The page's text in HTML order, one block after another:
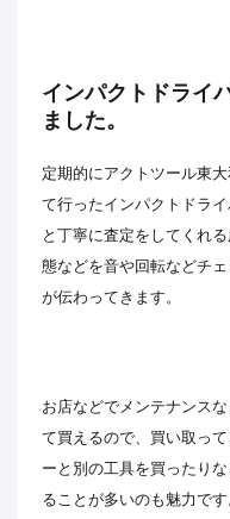
インパクトドライ
ました。
定期的にアクトツール東
て行ったインパクトドラ
と丁寧に査定をしてくれ
態などを音や回転などチ
が伝わってきます。
お店などでメンテナンス
て買えるので、買い取っ
ーと別の工具を買ったり
ることが多いのも魅力で